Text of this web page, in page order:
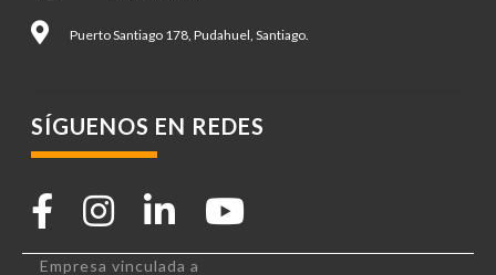
Puerto Santiago 178, Pudahuel, Santiago.
SÍGUENOS EN REDES
Empresa vinculada a